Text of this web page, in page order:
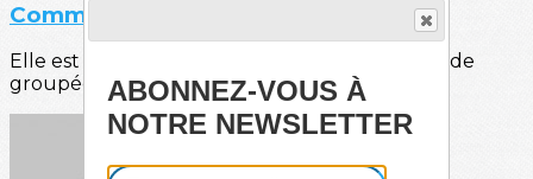
Commande Groupée Bieres et Vins
Elle est de retour!! Notre traditionnel commande
groupée bières et vins.Découvrez des bières...
ABONNEZ-VOUS À
NOTRE NEWSLETTER